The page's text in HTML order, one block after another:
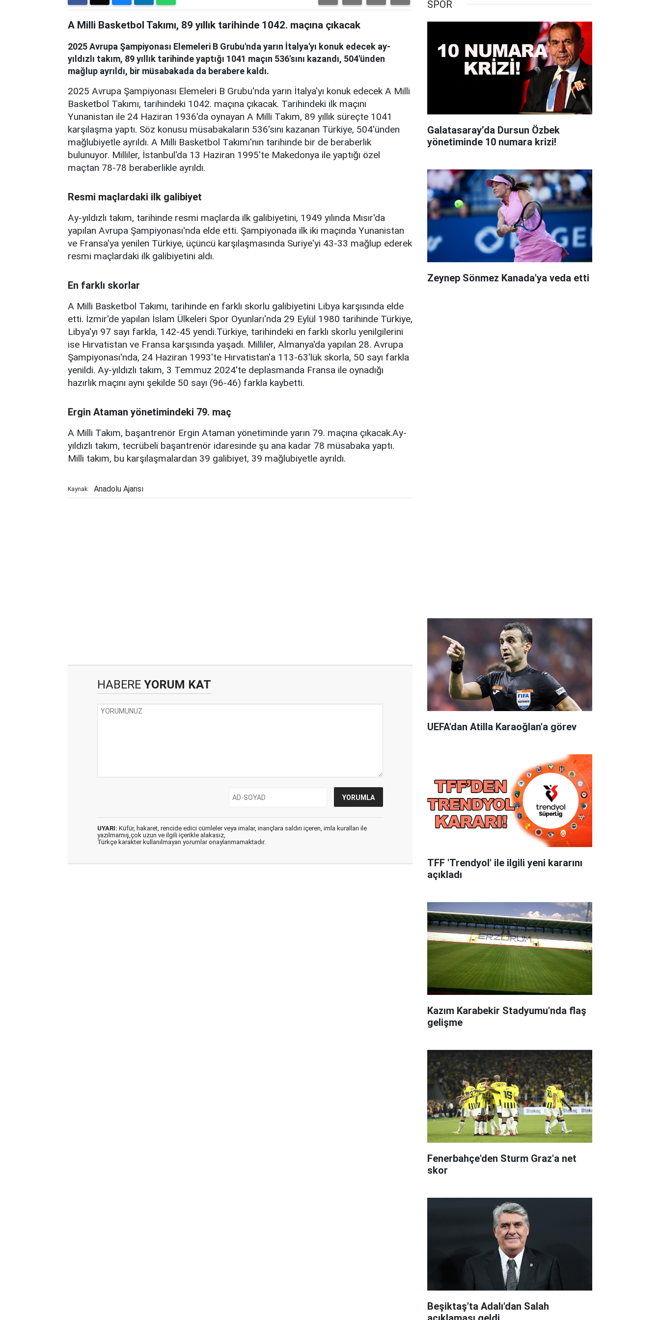
A Milli Basketbol Takımı, 89 yıllık tarihinde 1042. maçına çıkacak
2025 Avrupa Şampiyonası Elemeleri B Grubu'nda yarın İtalya'yı konuk edecek ay-
yıldızlı takım, 89 yıllık tarihinde yaptığı 1041 maçın 536'sını kazandı, 504'ünden
mağlup ayrıldı, bir müsabakada da berabere kaldı.
2025 Avrupa Şampiyonası Elemeleri B Grubu'nda yarın İtalya'yı konuk edecek A Milli
Basketbol Takımı, tarihindeki 1042. maçına çıkacak. Tarihindeki ilk maçını
Yunanistan ile 24 Haziran 1936'da oynayan A Milli Takım, 89 yıllık süreçte 1041
karşılaşma yaptı. Söz konusu müsabakaların 536'sını kazanan Türkiye, 504'ünden
mağlubiyetle ayrıldı. A Milli Basketbol Takımı'nın tarihinde bir de beraberlik
bulunuyor. Milliler, İstanbul'da 13 Haziran 1995'te Makedonya ile yaptığı özel
maçtan 78-78 beraberlikle ayrıldı.
Resmi maçlardaki ilk galibiyet
Ay-yıldızlı takım, tarihinde resmi maçlarda ilk galibiyetini, 1949 yılında Mısır'da
yapılan Avrupa Şampiyonası'nda elde etti. Şampiyonada ilk iki maçında Yunanistan
ve Fransa'ya yenilen Türkiye, üçüncü karşılaşmasında Suriye'yi 43-33 mağlup ederek
resmi maçlardaki ilk galibiyetini aldı.
En farklı skorlar
A Milli Basketbol Takımı, tarihinde en farklı skorlu galibiyetini Libya karşısında elde
etti. İzmir'de yapılan İslam Ülkeleri Spor Oyunları'nda 29 Eylül 1980 tarihinde Türkiye,
Libya'yı 97 sayı farkla, 142-45 yendi.Türkiye, tarihindeki en farklı skorlu yenilgilerini
ise Hırvatistan ve Fransa karşısında yaşadı. Milliler, Almanya'da yapılan 28. Avrupa
Şampiyonası'nda, 24 Haziran 1993'te Hırvatistan'a 113-63'lük skorla, 50 sayı farkla
yenildi. Ay-yıldızlı takım, 3 Temmuz 2024'te deplasmanda Fransa ile oynadığı
hazırlık maçını aynı şekilde 50 sayı (96-46) farkla kaybetti.
Ergin Ataman yönetimindeki 79. maç
A Milli Takım, başantrenör Ergin Ataman yönetiminde yarın 79. maçına çıkacak.Ay-
yıldızlı takım, tecrübeli başantrenör idaresinde şu ana kadar 78 müsabaka yaptı.
Milli takım, bu karşılaşmalardan 39 galibiyet, 39 mağlubiyetle ayrıldı.
Kaynak: Anadolu Ajansı
HABERE YORUM KAT
UYARI: Küfür, hakaret, rencide edici cümleler veya imalar, inançlara saldırı içeren, imla kuralları ile
yazılmamış,çok uzun ve ilgili içerikle alakasız,
Türkçe karakter kullanılmayan yorumlar onaylanmamaktadır.
SPOR
Galatasaray’da Dursun Özbek
yönetiminde 10 numara krizi!
Zeynep Sönmez Kanada'ya veda etti
UEFA'dan Atilla Karaoğlan'a görev
TFF 'Trendyol' ile ilgili yeni kararını
açıkladı
Kazım Karabekir Stadyumu'nda flaş
gelişme
Fenerbahçe'den Sturm Graz'a net
skor
Beşiktaş'ta Adalı'dan Salah